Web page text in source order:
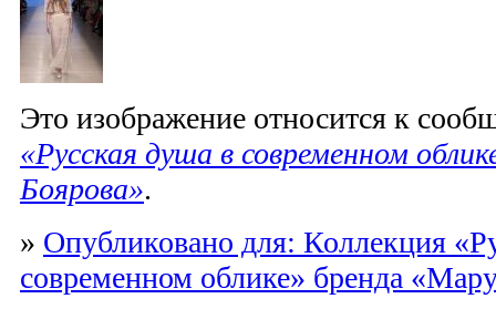
Это изображение относится к
«Русская душа в современном
Боярова».
» Опубликовано для: Коллекция
современном облике» бренда